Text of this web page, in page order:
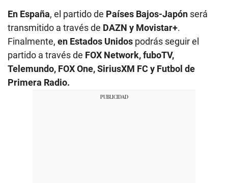
En España, el partido de Países Bajos-Japón será
transmitido a través de DAZN y Movistar+.
Finalmente, en Estados Unidos podrás seguir el
partido a través de FOX Network, fuboTV,
Telemundo, FOX One, SiriusXM FC y Futbol de
Primera Radio.